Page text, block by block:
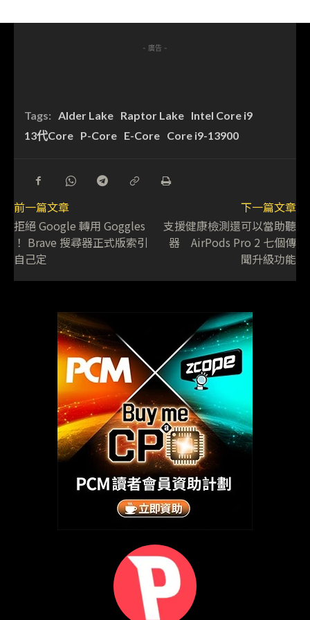
- 廣告 -
Tags: Alder Lake Raptor Lake Intel Core i9
13代Core P-Core E-Core Core i9-13900
前一篇文章
拒絕 Google 轉用 Goggles
！ Brave 搜尋器正式版索引
自己定
下一篇文章
支援健康檢測還可以當助聽
器 AirPods Pro 2 七個傳
聞升級功能